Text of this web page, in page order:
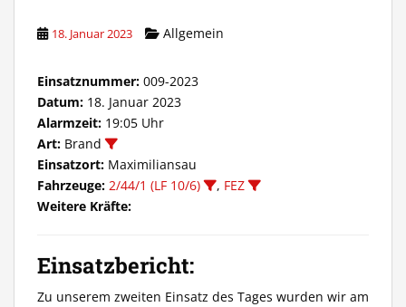
18. Januar 2023 Allgemein
Einsatznummer: 009-2023
Datum: 18. Januar 2023
Alarmzeit: 19:05 Uhr
Art: Brand
Einsatzort: Maximiliansau
Fahrzeuge: 2/44/1 (LF 10/6) , FEZ
Weitere Kräfte:
Einsatzbericht:
Zu unserem zweiten Einsatz des Tages wurden wir am